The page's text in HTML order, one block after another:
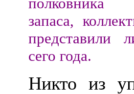
запаса,
представили
сего года.
Никто из